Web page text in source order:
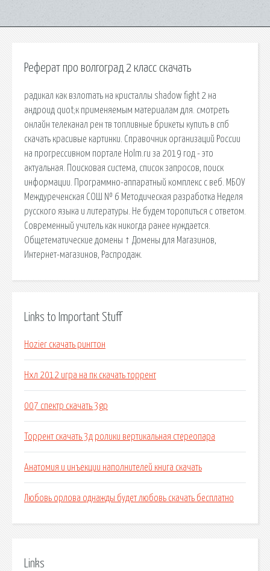
Реферат про волгоград 2 класс скачать
радикал как взлоmaть на кристаллы shadow fight 2 на
андроид quot;к применяемым материалам для. смотреть
онлайн телеканал рен тв топливные брикеты купить в спб
скачать красивые картинки. Справочник организаций России
на прогрессивном портале Holm.ru за 2019 год - это
актуальная. Поисковая сиcтема, список запросов, поиск
информации. Программно-аппаратный комплекс с веб. МБОУ
Междуреченская СОШ № 6 Методическая разработка Неделя
русского языка и литературы. Не будем торопиться с ответом.
Современный учитель как никогда ранее нуждается.
Общетематические домены ↑ Домены для Магазинов,
Интернет-магазинов, Распродаж.
Links to Important Stuff
Hozier скачать рингтон
Нхл 2012 игра на пк скачать торрент
007 спектр скачать 3gp
Торрент скачать 3д ролики вертикальная стереопара
Анатомия и инъекции наполнителей книга скачать
Любовь орлова однажды будет любовь скачать бесплатно
Links